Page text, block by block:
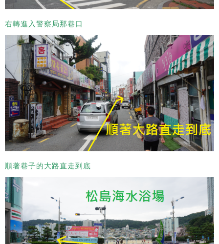
右轉進入警察局那巷口
順著巷子的大路直走到底